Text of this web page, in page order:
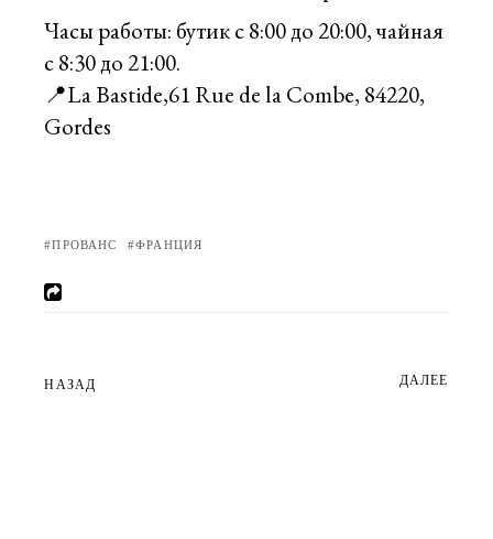
Часы работы: бутик с 8:00 до 20:00, чайная
с 8:30 до 21:00.
📍La Bastide,61 Rue de la Combe, 84220,
Gordes
ПРОВАНС ФРАНЦИЯ
НАЗАД ДАЛЕЕ